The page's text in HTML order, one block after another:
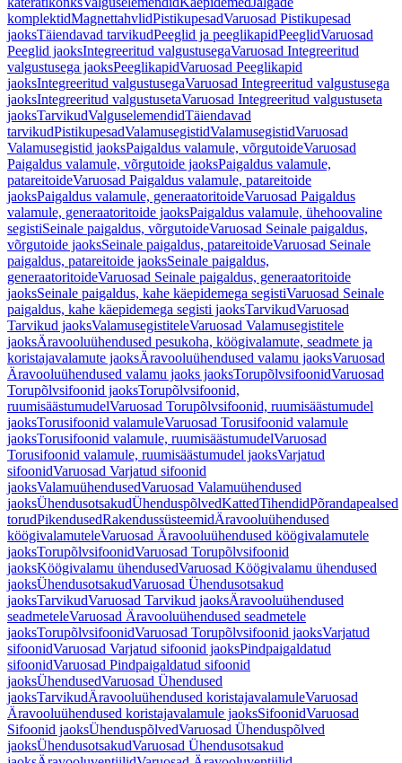
komplektidMagnettahvlidPistikupesadVaruosad Pistikupesad
jaoksTäiendavad tarvikudPeeglid ja peeglikapidPeeglidVaruosad
Peeglid jaoksIntegreeritud valgustusegaVaruosad Integreeritud
valgustusega jaoksPeeglikapidVaruosad Peeglikapid
jaoksIntegreeritud valgustusegaVaruosad Integreeritud valgustusega
jaoksIntegreeritud valgustusetaVaruosad Integreeritud valgustuseta
jaoksTarvikudValguselemendidTäiendavad
tarvikudPistikupesadValamusegistidValamusegistidVaruosad
Valamusegistid jaoksPaigaldus valamule, võrgutoideVaruosad
Paigaldus valamule, võrgutoide jaoksPaigaldus valamule,
patareitoideVaruosad Paigaldus valamule, patareitoide
jaoksPaigaldus valamule, generaatoritoideVaruosad Paigaldus
valamule, generaatoritoide jaoksPaigaldus valamule, ühehoovaline
segistiSeinale paigaldus, võrgutoideVaruosad Seinale paigaldus,
võrgutoide jaoksSeinale paigaldus, patareitoideVaruosad Seinale
paigaldus, patareitoide jaoksSeinale paigaldus,
generaatoritoideVaruosad Seinale paigaldus, generaatoritoide
jaoksSeinale paigaldus, kahe käepidemega segistiVaruosad Seinale
paigaldus, kahe käepidemega segisti jaoksTarvikudVaruosad
Tarvikud jaoksValamusegistiteleVaruosad Valamusegistitele
jaoksÄravooluühendused pesukoha, köögivalamute, seadmete ja
koristajavalamute jaoksÄravooluühendused valamu jaoksVaruosad
Äravooluühendused valamu jaoks jaoksTorupõlvsifoonidVaruosad
Torupõlvsifoonid jaoksTorupõlvsifoonid,
ruumisäästumudelVaruosad Torupõlvsifoonid, ruumisäästumudel
jaoksTorusifoonid valamuleVaruosad Torusifoonid valamule
jaoksTorusifoonid valamule, ruumisäästumudelVaruosad
Torusifoonid valamule, ruumisäästumudel jaoksVarjatud
sifoonidVaruosad Varjatud sifoonid
jaoksValamuühendusedVaruosad Valamuühendused
jaoksÜhendusotsakudÜhenduspõlvedKattedTihendidPõrandapealsed
torudPikendusedRakendussüsteemidÄravooluühendused
köögivalamuteleVaruosad Äravooluühendused köögivalamutele
jaoksTorupõlvsifoonidVaruosad Torupõlvsifoonid
jaoksKöögivalamu ühendusedVaruosad Köögivalamu ühendused
jaoksÜhendusotsakudVaruosad Ühendusotsakud
jaoksTarvikudVaruosad Tarvikud jaoksÄravooluühendused
seadmeteleVaruosad Äravooluühendused seadmetele
jaoksTorupõlvsifoonidVaruosad Torupõlvsifoonid jaoksVarjatud
sifoonidVaruosad Varjatud sifoonid jaoksPindpaigaldatud
sifoonidVaruosad Pindpaigaldatud sifoonid
jaoksÜhendusedVaruosad Ühendused
jaoksTarvikudÄravooluühendused koristajavalamuleVaruosad
Äravooluühendused koristajavalamule jaoksSifoonidVaruosad
Sifoonid jaoksÜhenduspõlvedVaruosad Ühenduspõlved
jaoksÜhendusotsakudVaruosad Ühendusotsakud